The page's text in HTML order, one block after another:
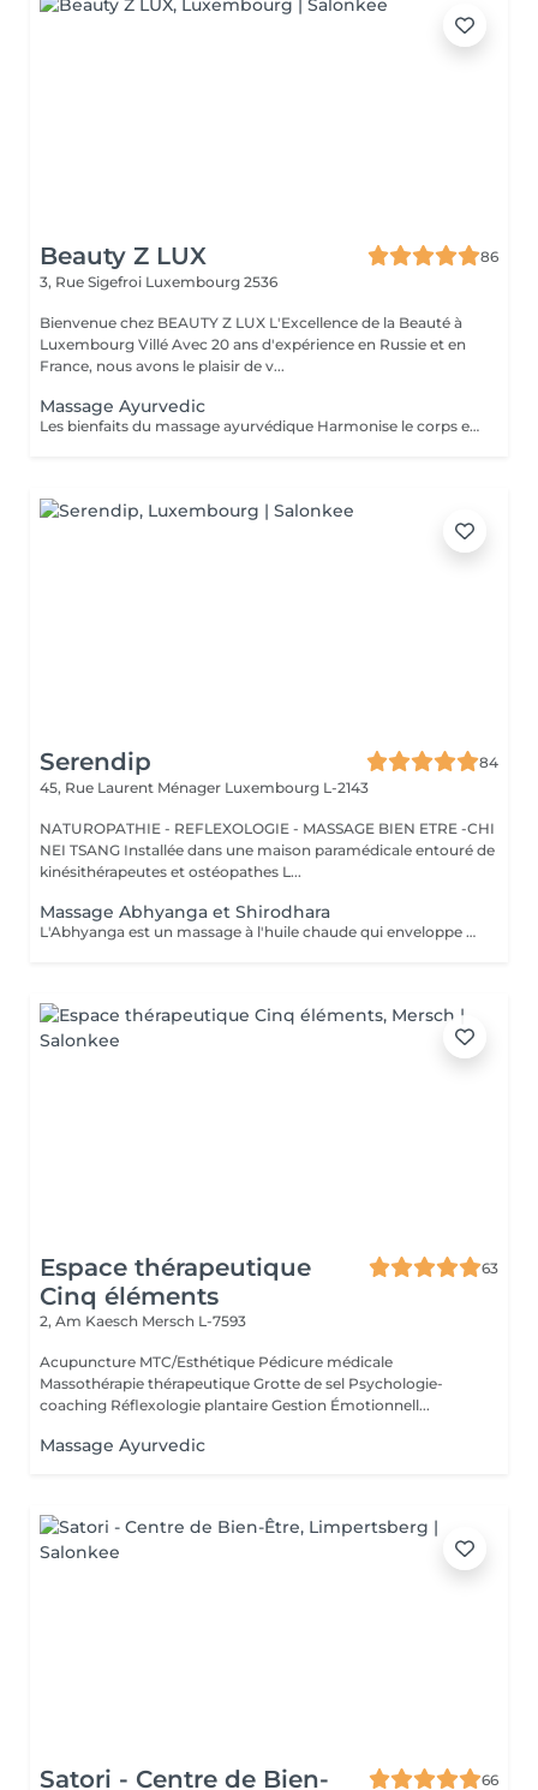
Beauty Z LUX
86
3, Rue Sigefroi Luxembourg 2536
Bienvenue chez BEAUTY Z LUX L'Excellence de la Beauté à
Luxembourg Villé Avec 20 ans d'expérience en Russie et en
France, nous avons le plaisir de v...
Massage Ayurvedic
Les bienfaits du massage ayurvédique Harmonise le corps et l'esprit grâce à une approche holistique. Détend profondément, réduit le stress et apaise le mental. Améliore la circulation sanguine et lymphatique. Nourrit la peau grâce aux huiles chaudes et naturelles. Soulage les tensions musculaires et favorise un meilleur sommeil. Résultat : une sensation de bien-être global, d'équilibre et d'énergie retrouvée.
Serendip
84
45, Rue Laurent Ménager Luxembourg L-2143
NATUROPATHIE - REFLEXOLOGIE - MASSAGE BIEN ETRE -CHI
NEI TSANG Installée dans une maison paramédicale entouré de
kinésithérapeutes et ostéopathes L...
Massage Abhyanga et Shirodhara
L'Abhyanga est un massage à l'huile chaude qui enveloppe tout le corps. Au fil des gestes lents et continus, le corps se relâche, la respiration s'apaise, l'énergie circule à nouveau. C'est un moment où tout se dépose, où le système nerveux se calme et où l'on retrouve une sensation d'unité. Le Shirodhara prolonge ce voyage intérieur. Un filet d'huile chaude coule doucement sur le front, comme une invitation à lâcher le mental. Les pensées se posent, le stress se dissout, un calme profond s'installe, presque méditatif. Ensemble, Abhyanga et Shirodhara créent un soin de 2 h où le corps se détend, le corps se relâche et l'esprit retrouve de la clarté. Une expérience douce, rééquilibrante et profondément régénérante. Prévoir une serviette, tissus pour le retour, veillez a ne pas s'alimenter juste avant, Idéalement c'est un soin qui se pratique le soir
Espace thérapeutique
Cinq éléments
63
2, Am Kaesch Mersch L-7593
Acupuncture MTC/Esthétique Pédicure médicale
Massothérapie thérapeutique Grotte de sel Psychologie-
coaching Réflexologie plantaire Gestion Émotionnell...
Massage Ayurvedic
Satori - Centre de Bien- 66